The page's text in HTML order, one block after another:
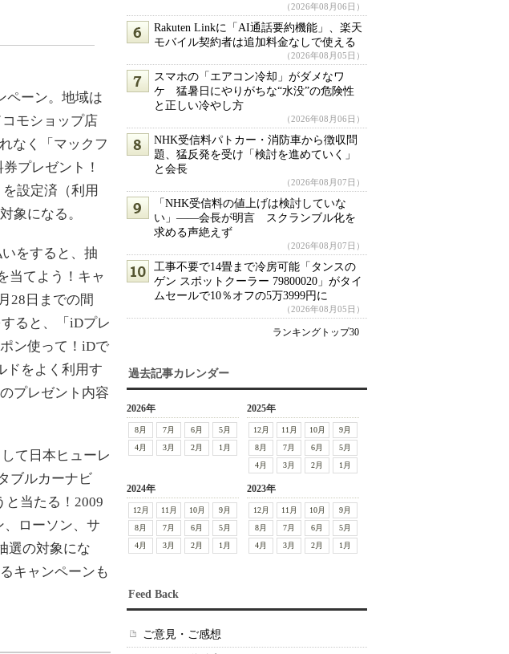
ペーン。地域は
モショップ店
なく「マックフ
プレゼント！
設定済（利用
象になる。
をすると、抽
当てよう！キャ
28日までの間
ると、「iDプレ
ン使って！iDで
ドをよく利用す
プレゼント内容
て日本ヒューレ
ブルカーナビ
と当たる！2009
ローソン、サ
選の対象にな
キャンペーンも
（2026年08月06日）
Rakuten Linkに「AI通話要約機能」、楽天
モバイル契約者は追加料金なしで使える
（2026年08月05日）
スマホの「エアコン冷却」がダメなワ
ケ 猛暑日にやりがちな“水没”の危険性
と正しい冷やし方
（2026年08月06日）
NHK受信料パトカー・消防車から徴収問
題、猛反発を受け「検討を進めていく」
と会長
（2026年08月07日）
「NHK受信料の値上げは検討していな
い」――会長が明言 スクランブル化を
求める声絶えず
（2026年08月07日）
工事不要で14畳まで冷房可能「タンスの
ゲン スポットクーラー 79800020」がタイ
ムセールで10％オフの5万3999円に
（2026年08月05日）
ランキングトップ30
過去記事カレンダー
2026年
8月 7月 6月
5月
4月
3月 2月 1月
2025年
12月 11月 10月
9月
8月
7月 6月
5月
4月
3月 2月 1月
2024年
12月 11月 10月
9月
8月
7月 6月
5月
4月
3月 2月 1月
2023年
12月 11月 10月
9月
8月
7月 6月
5月
4月
3月 2月 1月
Feed Back
ご意見・ご感想